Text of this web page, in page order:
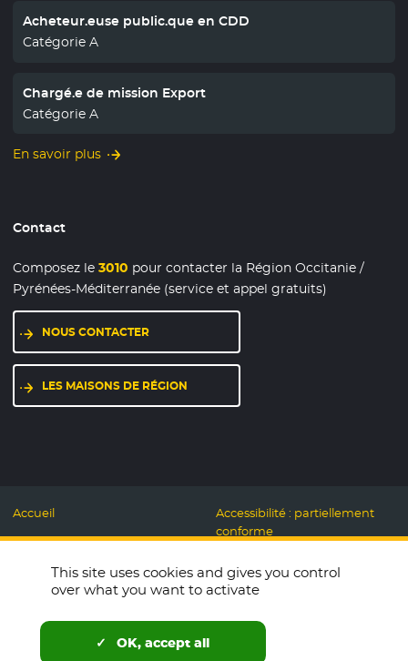
Acheteur.euse public.que en CDD
Catégorie A
Chargé.e de mission Export
Catégorie A
En savoir plus
Contact
Composez le3010 pour contacter la Région Occitanie /
Pyrénées-Méditerranée (service et appel gratuits)
NOUS CONTACTER
LES MAISONS DE RÉGION
Accueil
Mentions légales
Données personnelles et
Cookies
Espace presse
Télécharger le logo
Accessibilité : partiellement
conforme
Responsable
This site uses cookies and gives you control
over what you want to activate
OK, accept all